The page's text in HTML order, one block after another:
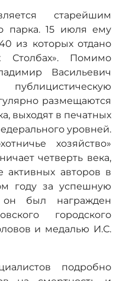
старейшим
парка. 15 июля ему
из которых отдано
Столбах». Помимо
Васильевич
размещаются
выходят в печатных
уровней.
хозяйство»
четверть века,
активных авторов в
году за успешную
он был награжден
городского
и медалью И.С.
подробно